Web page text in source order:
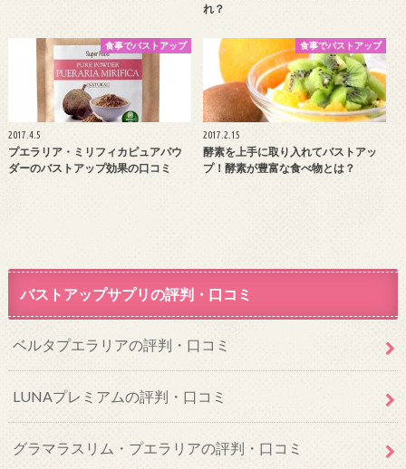
れ？
食事でバストアップ
2017.4.5
プエラリア・ミリフィカピュアパウ
ダーのバストアップ効果の口コミ
食事でバストアップ
2017.2.15
酵素を上手に取り入れてバストアッ
プ！酵素が豊富な食べ物とは？
バストアップサプリの評判・口コミ
ベルタプエラリアの評判・口コミ
LUNAプレミアムの評判・口コミ
グラマラスリム・プエラリアの評判・口コミ